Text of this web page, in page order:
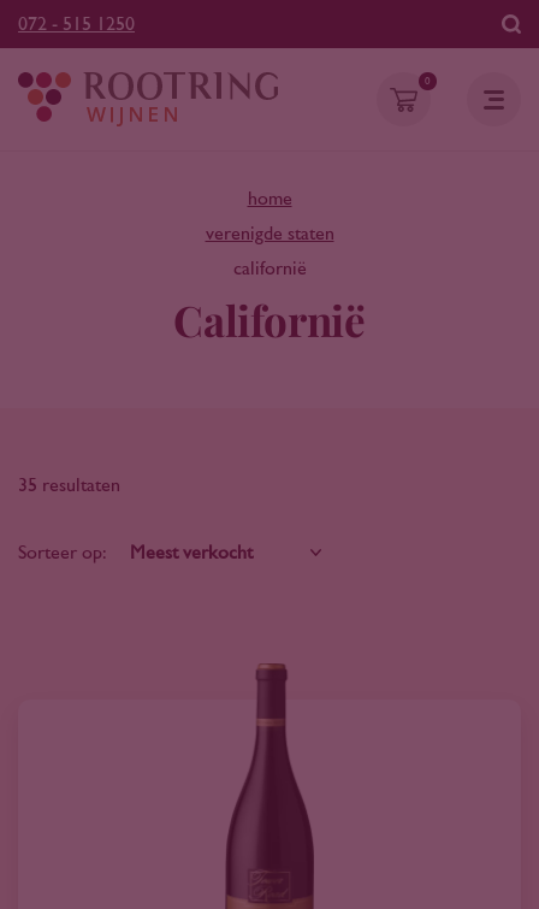
072 - 515 1250
0
home
verenigde staten
californië
Californië
35 resultaten
Sorteer op: